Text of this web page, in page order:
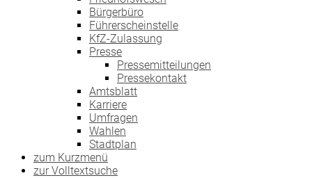
Bürgerbüro
Führerscheinstelle
KfZ-Zulassung
Presse
Pressemitteilungen
Pressekontakt
Amtsblatt
Karriere
Umfragen
Wahlen
Stadtplan
zum Kurzmenü
zur Volltextsuche